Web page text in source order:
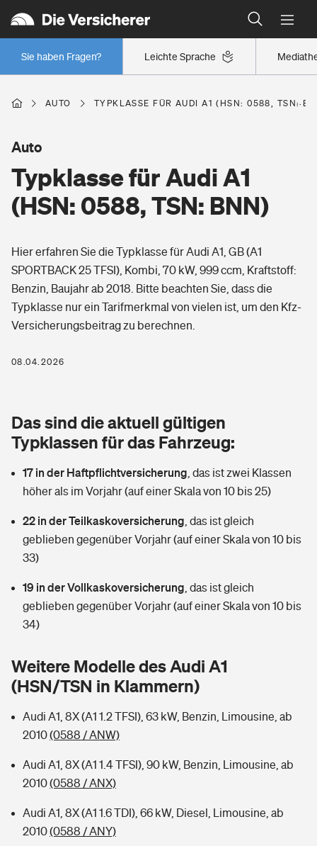
Leichte Sprache
Sie haben Fragen?
Wer versichert was: Jetzt Versicherer finden
Regionalklassen: So ist Ihre Region eingestuft
Wer versichert was: Jetzt Versicherer finden
Berufsunfähigkeitsversicherung
Erwerbsunfähigkeitsversicherung
Grundfähigkeitsversicherung
Arbeitsrechtsschutz
Berufshaftpflichtversicherung
Zur Übersicht
Tools
Wer versichert was: Jetzt Versicherer finden
Sie haben Fragen?
Wohnen
Elementarversicherung
Glasversicherung
Mietkautionsversicherung
Restkreditversicherung
Tools
Hochwasser-Check: Wie gefährdet ist Ihr Haus?
Sie haben Fragen?
Freizeit
Pri­vate Haft­pflicht­
Kinderunfall­ver­si­che­rung
Kinderinvalidität
Reiseversicherung
Hundehalter-Haftpflicht
Handyversicherung
Private Cyberversicherung
Zur Übersicht
Kinderunfall-Check: Mehr Sicherheit für deine Kids
Gesundheit
Private Krankenversicherung
Dread-Disease-Versicherung
Tierkrankenversicherung
Tools
Wer versichert was: Jetzt Versicherer finden
Rentenrechner: Wie viel Geld bekomme ich im Alter?
AUTO TYPKLASSE FÜR AUDI A1 (HSN: 0588, TSN:
Typklasse für Audi A1
(HSN: 0588, TSN: BNN)
Auto
Hier erfahren Sie die Typklasse für Audi A1, GB (A1
SPORTBACK 25 TFSI), Kombi, 70 kW, 999 ccm, Kraftstoff:
Benzin, Baujahr ab 2018. Bitte beachten Sie, dass die
Typklasse nur ein Tarifmerkmal von vielen ist, um den Kfz-
Versicherungsbeitrag zu berechnen.
08.04.2026
Das sind die aktuell gültigen
Typklassen für das Fahrzeug:
17 in der Haftpflichtversicherung das ist zwei Klassen
höher als im Vorjahr (auf einer Skala von 10 bis 25)
22 in der Teilkaskoversicherung das ist gleich
geblieben gegenüber Vorjahr (auf einer Skala von 10 bis
33)
19 in der Vollkaskoversicherung das ist gleich
geblieben gegenüber Vorjahr (auf einer Skala von 10 bis
34)
Weitere Modelle des Audi A1
(HSN/TSN in Klammern)
Audi A1, 8X (A1 1.2 TFSI), 63 kW, Benzin, Limousine, ab
2010(0588 / ANW)
Audi A1, 8X (A1 1.4 TFSI), 90 kW, Benzin, Limousine, ab
2010(0588 / ANX)
Audi A1, 8X (A1 1.6 TDI), 66 kW, Diesel, Limousine, ab
2010(0588 / ANY)